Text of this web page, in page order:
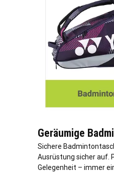
Geräumige
Sichere
Ausrüstung sicher auf.
Gelegenheit – immer